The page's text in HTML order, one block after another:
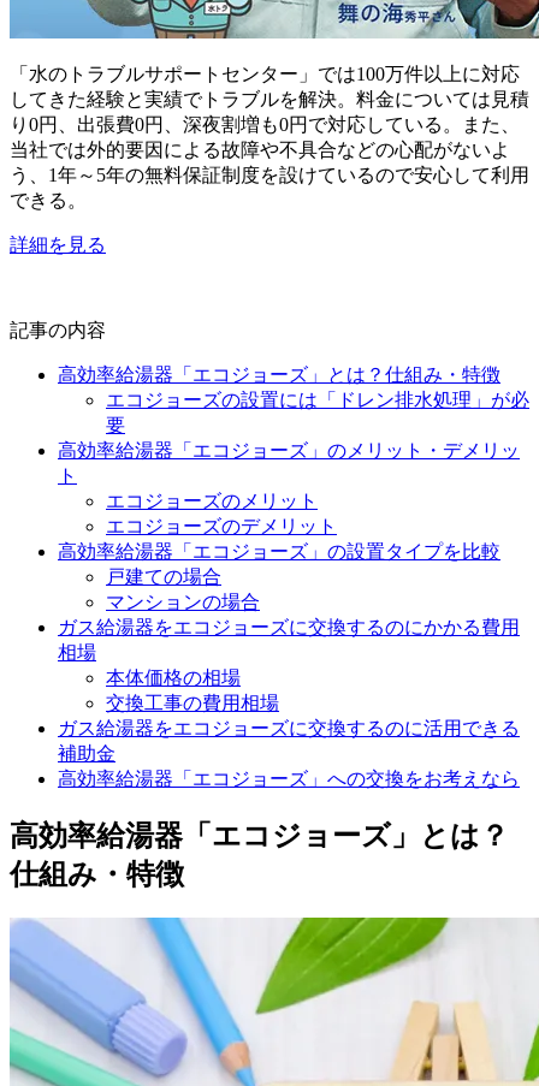
「水のトラブルサポートセンター」では100万件以上に対応
してきた経験と実績でトラブルを解決。料金については見積
り0円、出張費0円、深夜割増も0円で対応している。また、
当社では外的要因による故障や不具合などの心配がないよ
う、1年～5年の無料保証制度を設けているので安心して利用
できる。
詳細を見る
記事の内容
高効率給湯器「エコジョーズ」とは？仕組み・特徴
エコジョーズの設置には「ドレン排水処理」が必
要
高効率給湯器「エコジョーズ」のメリット・デメリッ
ト
エコジョーズのメリット
エコジョーズのデメリット
高効率給湯器「エコジョーズ」の設置タイプを比較
戸建ての場合
マンションの場合
ガス給湯器をエコジョーズに交換するのにかかる費用
相場
本体価格の相場
交換工事の費用相場
ガス給湯器をエコジョーズに交換するのに活用できる
補助金
高効率給湯器「エコジョーズ」への交換をお考えなら
高効率給湯器「エコジョーズ」とは？
仕組み・特徴